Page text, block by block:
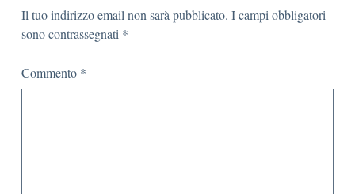
Il tuo indirizzo email non sarà pubblicato. I campi obbligatori
sono contrassegnati *
Commento *